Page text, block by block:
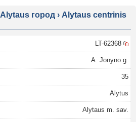
Alytaus город › Alytaus centrinis
LT-62368
A. Jonyno g.
35
Alytus
Alytaus m. sav.